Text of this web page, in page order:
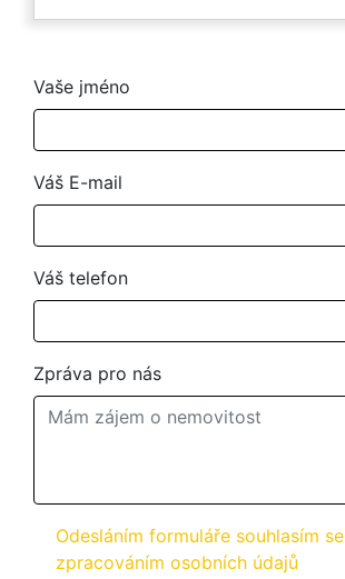
Vaše jméno
Váš E-mail
Váš telefon
Zpráva pro nás
Odesláním formuláře souhlasím se
zpracováním osobních údajů